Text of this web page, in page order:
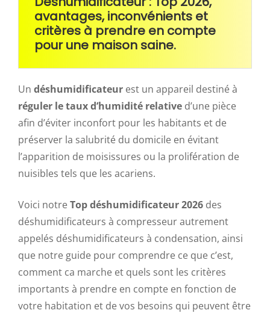
avantages, inconvénients et
critères à prendre en compte
pour une maison saine.
Un déshumidificateur est un appareil destiné à
réguler le taux d’humidité relative d’une pièce
afin d’éviter inconfort pour les habitants et de
préserver la salubrité du domicile en évitant
l’apparition de moisissures ou la prolifération de
nuisibles tels que les acariens.
Voici notreTop déshumidificateur 2026 des
déshumidificateurs à compresseur autrement
appelés déshumidificateurs à condensation, ainsi
que notre guide pour comprendre ce que c’est,
comment ca marche et quels sont les critères
importants à prendre en compte en fonction de
votre habitation et de vos besoins qui peuvent être